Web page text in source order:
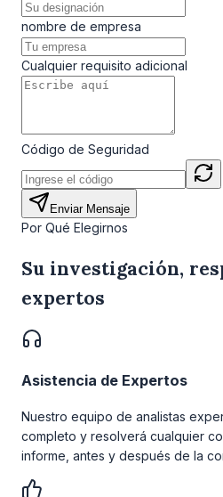
nombre de empresa
Cualquier requisito adicional
Código de Seguridad
Enviar Mensaje
Por Qué Elegirnos
Su investigación,
expertos
Asistencia de Expertos
Nuestro equipo de analistas
completo y resolverá cualquier
informe, antes y después de la